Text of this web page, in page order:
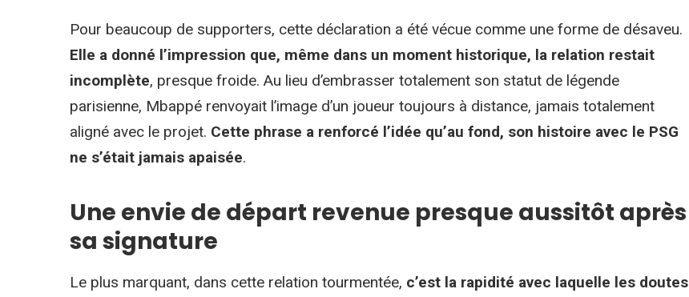
Pour beaucoup de supporters, cette déclaration a été vécue comme une forme de désaveu.
Elle a donné l’impression que, même dans un moment historique, la relation restait
incomplète, presque froide. Au lieu d’embrasser totalement son statut de légende
parisienne, Mbappé renvoyait l’image d’un joueur toujours à distance, jamais totalement
aligné avec le projet. Cette phrase a renforcé l’idée qu’au fond, son histoire avec le PSG
ne s’était jamais apaisée.
Une envie de départ revenue presque aussitôt après
sa signature
Le plus marquant, dans cette relation tourmentée, c’est la rapidité avec laquelle les doutes